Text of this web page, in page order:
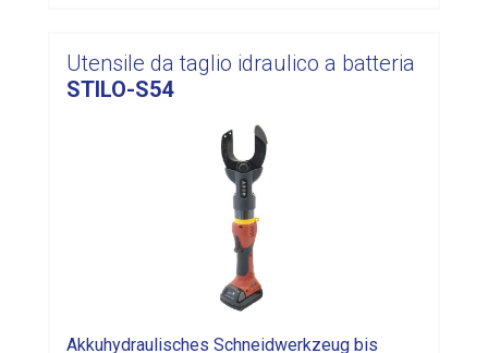
Utensile da taglio idraulico a batteria
STILO-S54
Akkuhydraulisches Schneidwerkzeug bis